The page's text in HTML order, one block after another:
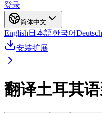
登录
简体中文
English 日本語한국어Deutsch
安装扩展
翻译土耳其